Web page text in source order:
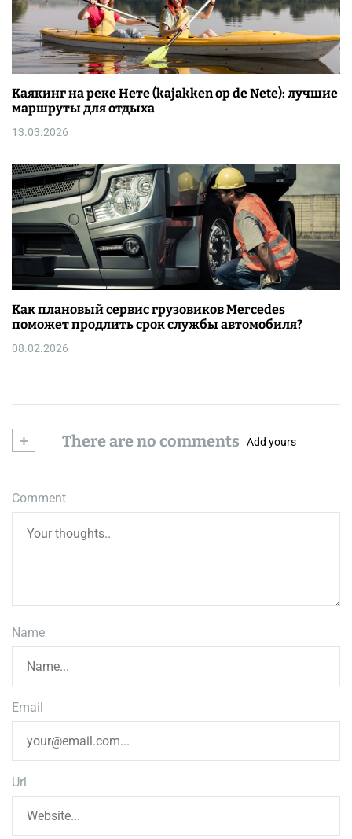
Каякинг на реке Нете (kajakken op de Nete): лучшие
маршруты для отдыха
13.03.2026
Как плановый сервис грузовиков Mercedes
поможет продлить срок службы автомобиля?
08.02.2026
+ There are no comments Add yours
Comment
Name
Email
Url